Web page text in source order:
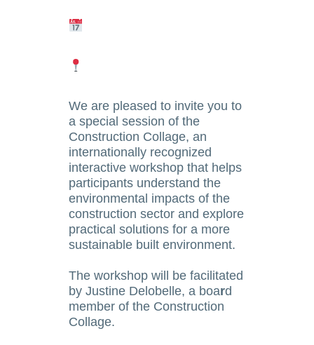
We are pleased to invite you to
a special session of the
Construction Collage, an
internationally recognized
interactive workshop that helps
participants understand the
environmental impacts of the
construction sector and explore
practical solutions for a more
sustainable built environment.
The workshop will be facilitated
by Justine Delobelle, a board
member of the Construction
Collage.